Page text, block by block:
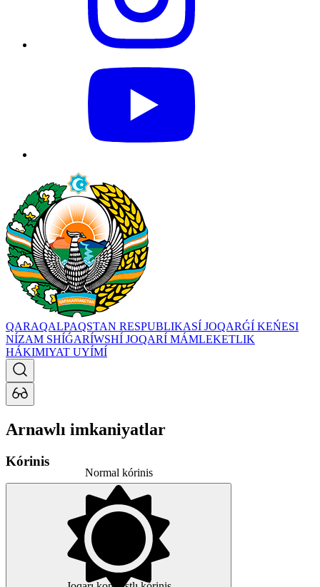
QARAQALPAQSTAN RESPUBLIKASÍ JOQARǴÍ KEŃESI
NÍZAM SHÍǴARÍWSHÍ JOQARÍ MÁMLEKETLIK
HÁKIMIYAT UYÍMÍ
Arnawlı imkaniyatlar
Kórinis
Normal kórinis